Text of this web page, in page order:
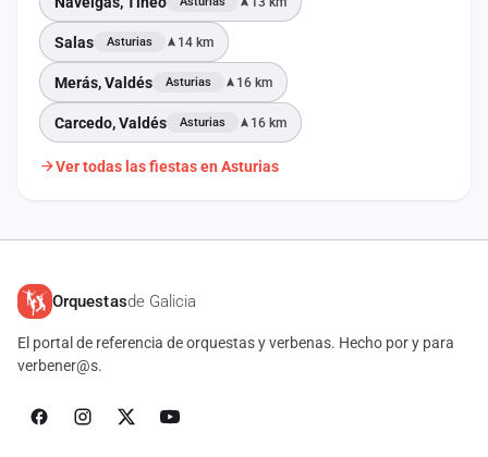
Salas Asturias 14 km
Merás, Valdés Asturias 16 km
Carcedo, Valdés Asturias 16 km
Ver todas las fiestas en Asturias
Orquestasde Galicia
El portal de referencia de orquestas y verbenas. Hecho por y para
verbener@s.